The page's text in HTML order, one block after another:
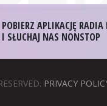
POBIERZ APLIKACJĘ
I SŁUCHAJ NAS NONSTOP
PRIVACY